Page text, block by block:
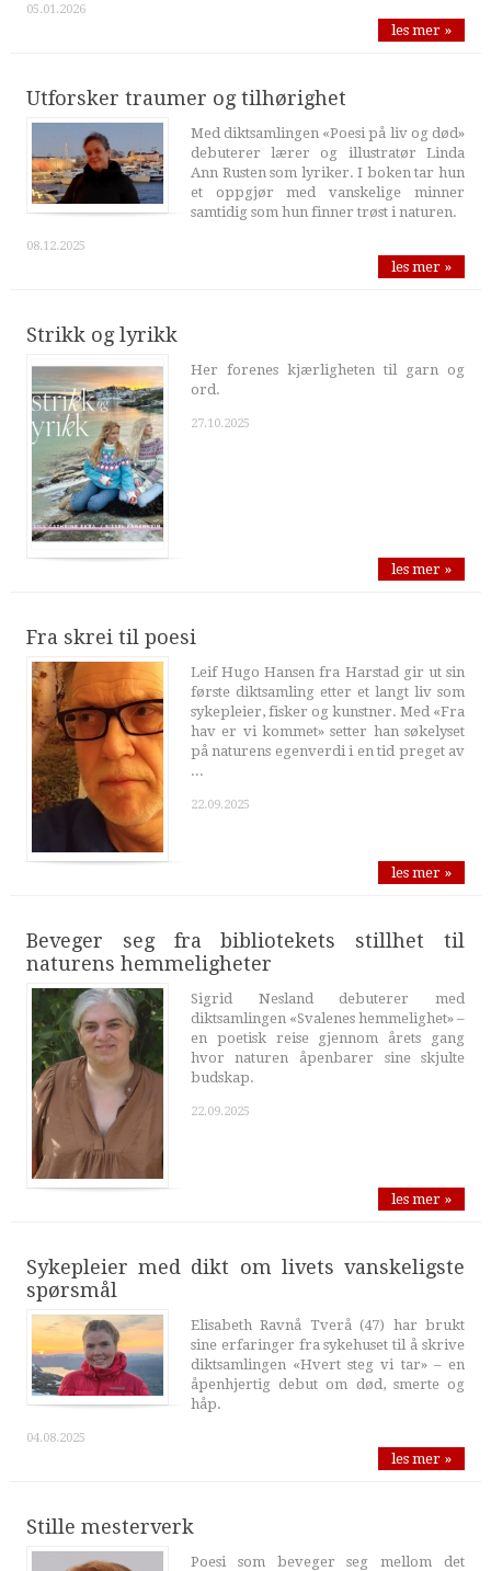
05.01.2026
les mer »
Utforsker traumer og tilhørighet
Med diktsamlingen «Poesi på liv og død»
debuterer lærer og illustratør Linda
Ann Rusten som lyriker. I boken tar hun
et oppgjør med vanskelige minner
samtidig som hun finner trøst i naturen.
08.12.2025
les mer »
Strikk og lyrikk
Her forenes kjærligheten til garn og
ord.
27.10.2025
les mer »
Fra skrei til poesi
Leif Hugo Hansen fra Harstad gir ut sin
første diktsamling etter et langt liv som
sykepleier, fisker og kunstner. Med «Fra
hav er vi kommet» setter han søkelyset
på naturens egenverdi i en tid preget av
...
22.09.2025
les mer »
Beveger seg fra bibliotekets stillhet til
naturens hemmeligheter
Sigrid Nesland debuterer med
diktsamlingen «Svalenes hemmelighet» –
en poetisk reise gjennom årets gang
hvor naturen åpenbarer sine skjulte
budskap.
22.09.2025
les mer »
Sykepleier med dikt om livets vanskeligste
spørsmål
Elisabeth Ravnå Tverå (47) har brukt
sine erfaringer fra sykehuset til å skrive
diktsamlingen «Hvert steg vi tar» – en
åpenhjertig debut om død, smerte og
håp.
04.08.2025
les mer »
Stille mesterverk
Poesi som beveger seg mellom det